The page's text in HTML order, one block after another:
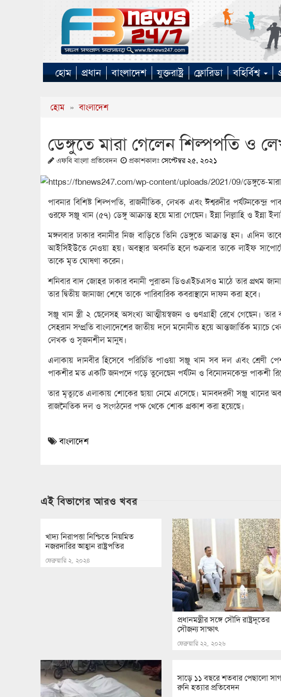
হোম প্রধান বাংলাদেশ যুক্তরাষ্ট্র ফ্লোরিডা বহির্বিশ্ব
হোম » বাংলাদেশ
ডেঙ্গুতে মারা গেলেন শিল্পপতি ও
এফবি বাংলা প্রতিবেদন প্রকাশকালঃ সেপ্টেম্বর ২৫, ২০২১
পাবনার বিশিষ্ট শিল্পপতি, রাজনীতিক, লেখক এবং ঈশ্বরদীর পর্যটনকেন্দ্র
ওরফে সঞ্জু খান (৫৭) ডেঙ্গু আক্রান্ত হয়ে মারা গেছেন। ইন্না লিল্লাহি ও ইন্না
মঙ্গলবার ঢাকার বনানীর নিজ বাড়িতে তিনি ডেঙ্গুতে আক্রান্ত হন। এদিন
আইসিইউতে নেওয়া হয়। অবস্থার অবনতি হলে শুক্রবার তাকে লাইফ
তাকে মৃত ঘোষণা করেন।
শনিবার বাদ জোহর ঢাকার বনানী পুরাতন ডিওএইচএসও মাঠে তার প্রথম
তার দ্বিতীয় জানাজা শেষে তাকে পারিবারিক কবরাস্থানে দাফন করা হবে।
সঞ্জু খান স্ত্রী ২ ছেলেসহ অসংখ্য আত্মীয়স্বজন ও গুণগ্রাহী রেখে গেছেন। তার
সেহরান সম্প্রতি বাংলাদেশের জাতীয় দলে মনোনীত হয়ে আন্তজার্তিক ম্যাচে
লেখক ও সৃজনশীল মানুষ।
এলাকায় দানবীর হিসেবে পরিচিতি পাওয়া সঞ্জু খান সব দল এবং শ্রেণী
পাকশীর মত একটি জনপদে গড়ে তুলেছেন পর্যটন ও বিনোদনকেন্দ্র পাকশী
তার মৃত্যুতে এলাকায় শোকের ছায়া নেমে এসেছে। মানবদরদী সঞ্জু খানের
রাজনৈতিক দল ও সংগঠনের পক্ষ থেকে শোক প্রকাশ করা হয়েছে।
বাংলাদেশ
এই বিভাগের আরও খবর
খাদ্য নিরাপত্তা নিশ্চিতে নিয়মিত
নজরদারির আহ্বান রাষ্ট্রপতির
ফেব্রুয়ারি ২, ২০২৪
প্রধানমন্ত্রীর সঙ্গে সৌদি রাষ্ট্রদূতের
সৌজন্য সাক্ষাৎ
ফেব্রুয়ারি ২২, ২০২৬
সাড়ে ১১ বছরে শতবার পেছালো
রুনি হত্যার প্রতিবেদন